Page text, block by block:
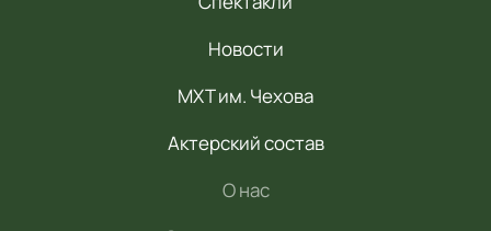
Новости
МХТ им. Чехова
Актерский состав
О нас